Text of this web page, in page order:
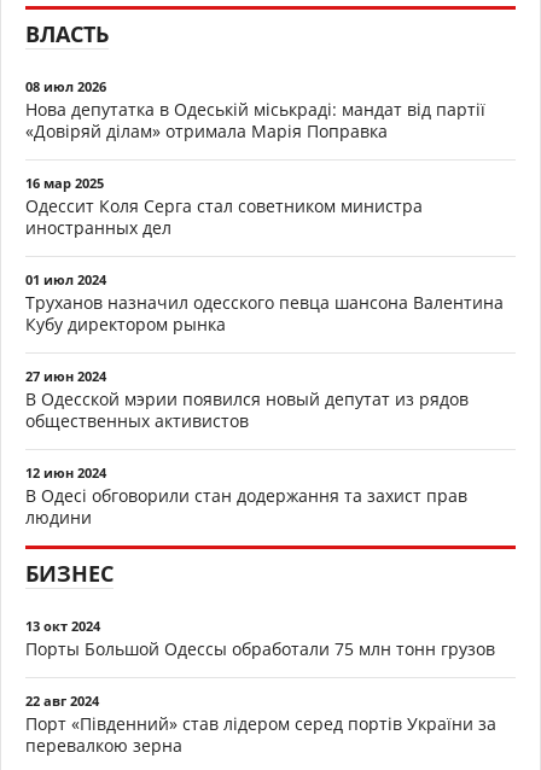
ВЛАСТЬ
08 июл 2026
Нова депутатка в Одеській міськраді: мандат від партії
«Довіряй ділам» отримала Марія Поправка
16 мар 2025
Одессит Коля Серга стал советником министра
иностранных дел
01 июл 2024
Труханов назначил одесского певца шансона Валентина
Кубу директором рынка
27 июн 2024
В Одесской мэрии появился новый депутат из рядов
общественных активистов
12 июн 2024
В Одесі обговорили стан додержання та захист прав
людини
БИЗНЕС
13 окт 2024
Порты Большой Одессы обработали 75 млн тонн грузов
22 авг 2024
Порт «Південний» став лідером серед портів України за
перевалкою зерна